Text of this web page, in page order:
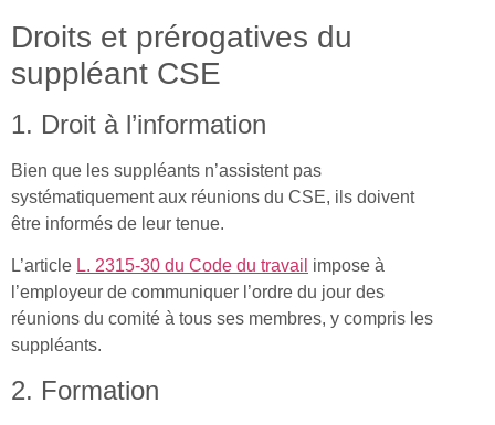
Droits et prérogatives du
suppléant CSE
1. Droit à l’information
Bien que les suppléants n’assistent pas
systématiquement aux réunions du CSE, ils doivent
être informés de leur tenue.
L’article L. 2315-30 du Code du travail impose à
l’employeur de communiquer l’ordre du jour des
réunions du comité à tous ses membres, y compris les
suppléants.
2. Formation